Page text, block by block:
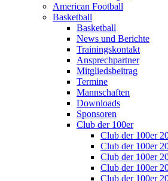
American Football
Basketball
Basketball
News und Berichte
Trainingskontakt
Ansprechpartner
Mitgliedsbeitrag
Termine
Mannschaften
Downloads
Sponsoren
Club der 100er
Club der 100er
Club der 100er
Club der 100er
Club der 100er
Club der 100er